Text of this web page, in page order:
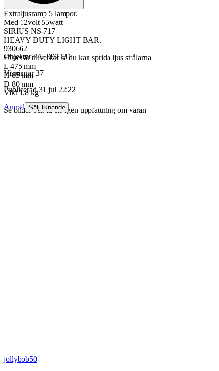
Extraljusramp 5 lampor.
Med 12volt 55watt
SIRIUS NS-717
HEAVY DUTY LIGHT BAR.
930662
Fästet är tillverkat så du kan sprida ljus strålarna
L 475 mm
H 85 mm
D 80 mm
Vikt 1.8 kg
Se bilder och få en egen uppfattning om varan
Objektnr 742 992 511
Visningar 37
Publicerad 31 jul 22:22
Anmäl Sälj liknande
jollybob50